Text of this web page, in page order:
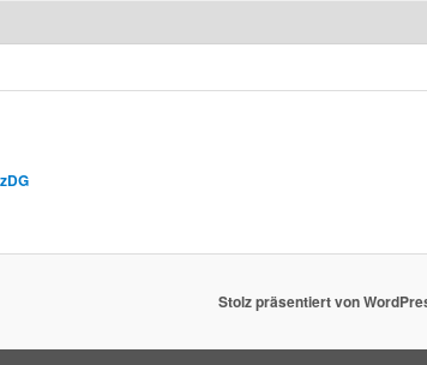
Stolz präsentiert von